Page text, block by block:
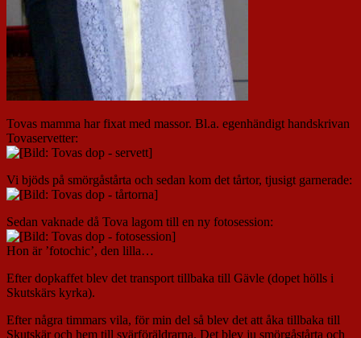
Tovas mamma har fixat med massor. Bl.a. egenhändigt handskrivan
Tovaservetter:
Vi bjöds på smörgåstårta och sedan kom det tårtor, tjusigt garnerade:
Sedan vaknade då Tova lagom till en ny fotosession:
Hon är ’fotochic’, den lilla…
Efter dopkaffet blev det transport tillbaka till Gävle (dopet hölls i
Skutskärs kyrka).
Efter några timmars vila, för min del så blev det att åka tillbaka till
Skutskär och hem till svärföräldrarna. Det blev ju smörgåstårta och